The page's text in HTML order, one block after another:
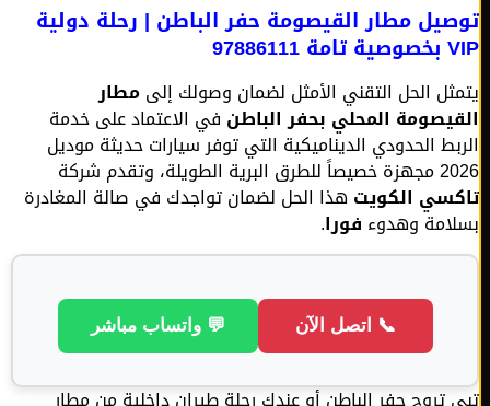
مطار القيصومة حفر الباطن | رحلة دولية
الحل التقني الأمثل لضمان وصولك إلى مطار
المحلي بحفر الباطنفي الاعتماد على خدمة
الحدودي الديناميكية التي توفر سيارات حديثة موديل
وتقدم شركة
الكويتهذا الحل لضمان تواجدك في صالة المغادرة
وهدوءفورا.
📞 اتصل الآن 💬 واتساب مباشر